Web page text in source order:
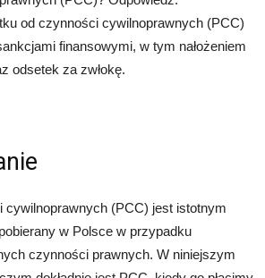
od czynności cywilnoprawnych (PCC)
finansowymi, w tym nałożeniem
odsetek za zwłokę.
cywilnoprawnych (PCC) jest istotnym
w Polsce w przypadku
czynności prawnych. W niniejszym